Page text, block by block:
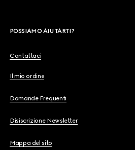
POSSIAMO AIUTARTI?
Contattaci
Il mio ordine
Domande Frequenti
Disiscrizione Newsletter
Mappa del sito